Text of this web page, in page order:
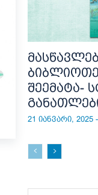
შეემატა-
21 იანვარი, 2025